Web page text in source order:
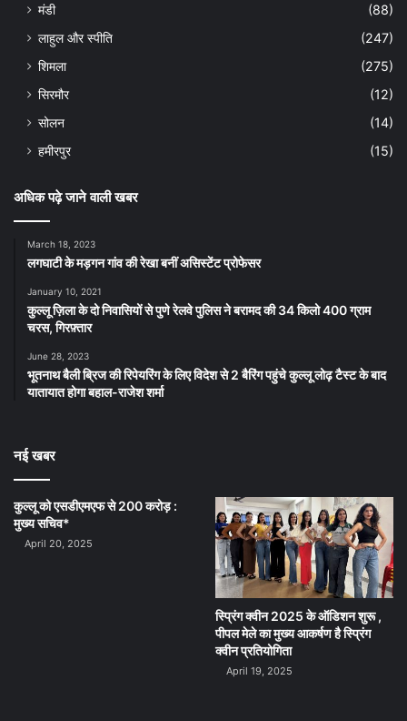
मंडी
(88)
लाहुल और स्पीति
(247)
शिमला
(275)
सिरमौर
(12)
सोलन
(14)
हमीरपुर
(15)
अधिक पढ़े जाने वाली खबर
March 18, 2023
लगघाटी के मड़गन गांव की रेखा बनीं असिस्टेंट प्रोफेसर
January 10, 2021
कुल्लू ज़िला के दो निवासियों से पुणे रेलवे पुलिस ने बरामद की 34 किलो 400 ग्राम
चरस, गिरफ़्तार
June 28, 2023
भूतनाथ बैली ब्रिज की रिपेयरिंग के लिए विदेश से 2 बैरिंग पहुंचे कुल्लू लोढ़ टैस्ट के बाद
यातायात होगा बहाल-राजेश शर्मा
नई खबर
कुल्लू को एसडीएमएफ से 200 करोड़ :
मुख्य सचिव*
April 20, 2025
स्प्रिंग क्वीन 2025 के ऑडिशन शुरू ,
पीपल मेले का मुख्य आकर्षण है स्प्रिंग
क्वीन प्रतियोगिता
April 19, 2025